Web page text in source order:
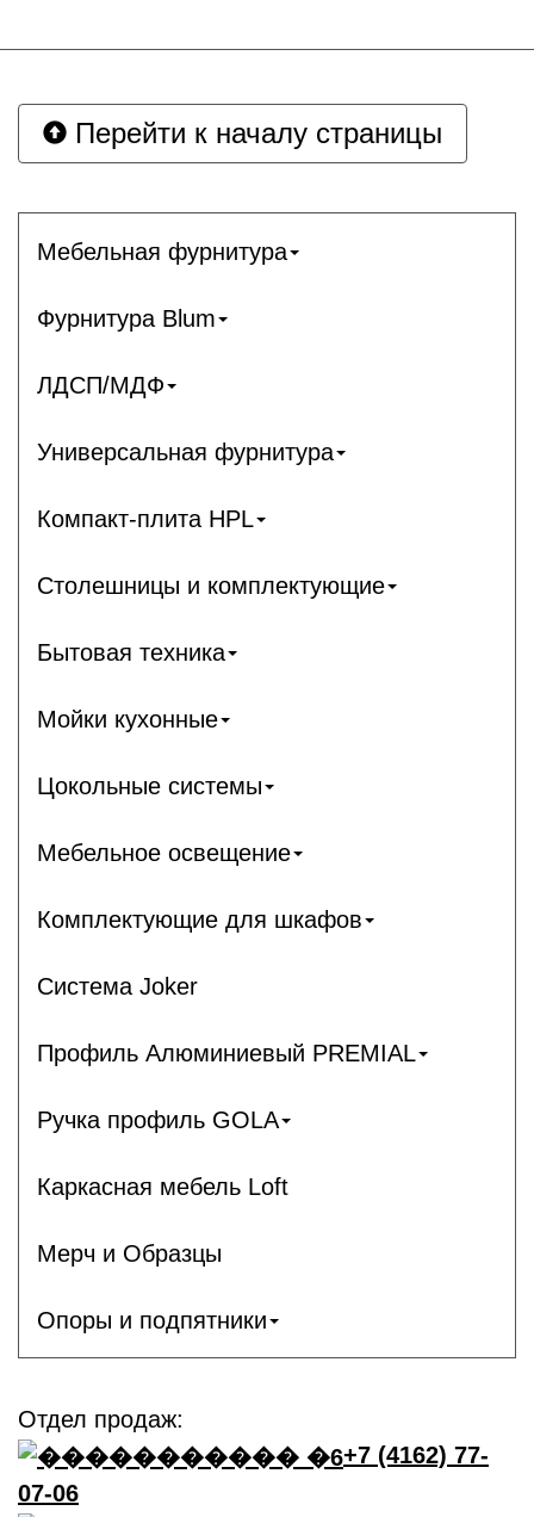
Перейти к началу страницы
Мебельная фурнитура
Фурнитура Blum
ЛДСП/МДФ
Универсальная фурнитура
Компакт-плита HPL
Столешницы и комплектующие
Бытовая техника
Мойки кухонные
Цокольные системы
Мебельное освещение
Комплектующие для шкафов
Система Joker
Профиль Алюминиевый PREMIAL
Ручка профиль GOLA
Каркасная мебель Loft
Мерч и Образцы
Опоры и подпятники
Отдел продаж:
+7 (4162) 77-
07-06